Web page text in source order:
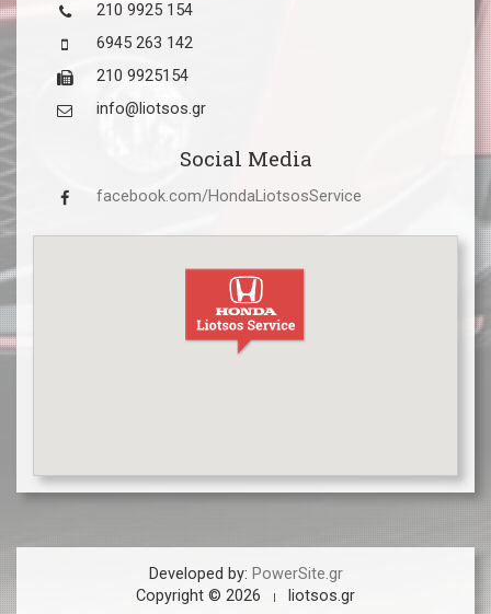
210 9925 154
6945 263 142
210 9925154
info@liotsos.gr
Social Media
facebook.com/HondaLiotsosService
Developed by: PowerSite.gr
Copyright © 2026
| liotsos.gr